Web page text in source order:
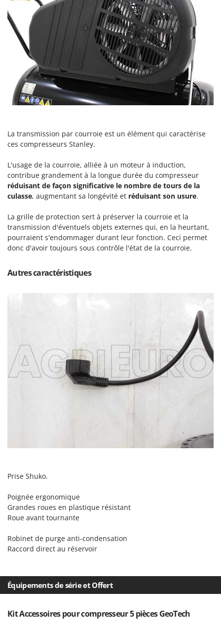
P
Palazzetti
Palumbo Pavi
Partisani
Paterlini
Philips
Pramac
Prismafood
R
R.G.V.
Rato
Reber
Redback
Resto Italia
Ripartrak
Ritter
River Systems
Rover Pompe
S.T.P.
Santos
Sirman
Smartwood
Smeg
Solidur
Spiralmac
Spring Protezione
Stanley
La transmission par courroie est un élément qui caractérise
ces compresseurs Stanley.
L'usage de la courroie, alliée à un moteur à induction,
contribue grandement à la longue durée du compresseur
réduisant de façon significative le nombre de tours de la
culasse, augmentant sa longévité et réduisant son usure.
La grille de protection sert à préserver la courroie et la
transmission d'éventuels objets externes qui, en la heurtant,
pourraient s'endommager durant leur fonction. Ceci permet
donc d'avoir toujours sous contrôle l'état de la courroie.
Autres caractéristiques
Prise Shuko.
Poignée ergonomique
Grandes roues en plastique résistant
Roue avant tournante
Robinet de purge anti-condensation
Raccord direct au réservoir
Équipements de série et Offert
Kit Accessoires pour compresseur 5 pièces GeoTech